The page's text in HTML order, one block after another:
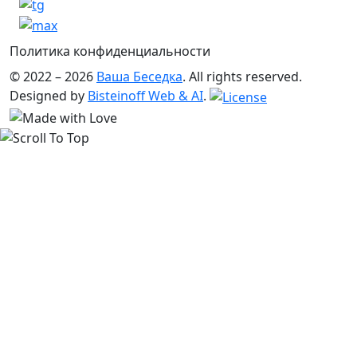
Политика конфиденциальности
© 2022 – 2026 Ваша Беседка. All rights reserved.
Designed by Bisteinoff Web & AI.